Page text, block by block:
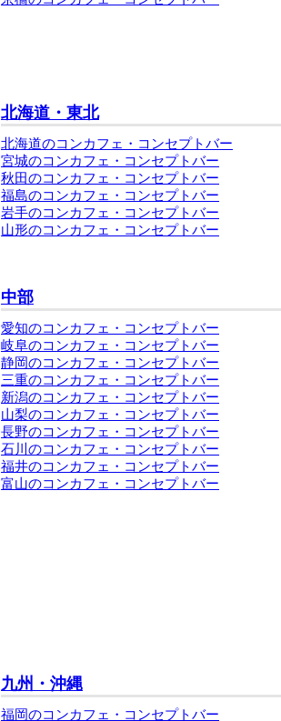
北海道・東北
北海道のコンカフェ・コンセプトバー
宮城のコンカフェ・コンセプトバー
秋田のコンカフェ・コンセプトバー
福島のコンカフェ・コンセプトバー
岩手のコンカフェ・コンセプトバー
山形のコンカフェ・コンセプトバー
中部
愛知のコンカフェ・コンセプトバー
岐阜のコンカフェ・コンセプトバー
静岡のコンカフェ・コンセプトバー
三重のコンカフェ・コンセプトバー
新潟のコンカフェ・コンセプトバー
山梨のコンカフェ・コンセプトバー
長野のコンカフェ・コンセプトバー
石川のコンカフェ・コンセプトバー
福井のコンカフェ・コンセプトバー
富山のコンカフェ・コンセプトバー
九州・沖縄
福岡のコンカフェ・コンセプトバー